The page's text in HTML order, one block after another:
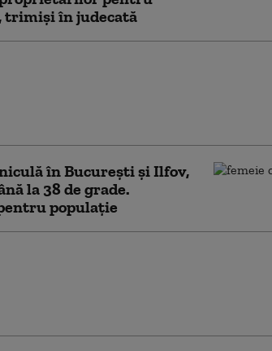
în judecată
în București și Ilfov,
la 38 de grade.
populație